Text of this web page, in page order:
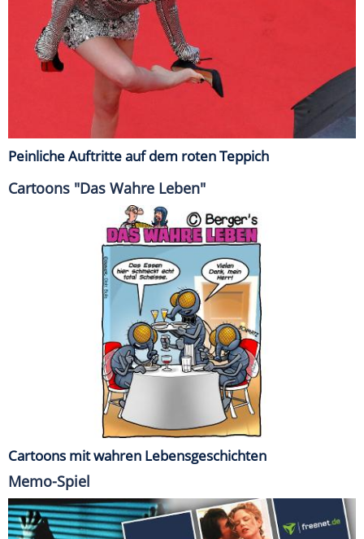
Peinliche Auftritte auf dem roten Teppich
Cartoons "Das Wahre Leben"
Cartoons mit wahren Lebensgeschichten
Memo-Spiel